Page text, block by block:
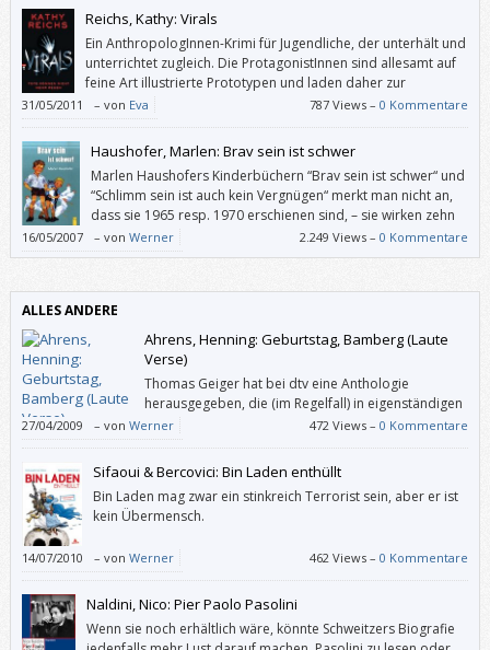
Reichs, Kathy: Virals
Ein AnthropologInnen-Krimi für Jugendliche, der unterhält und
unterrichtet zugleich. Die ProtagonistInnen sind allesamt auf
feine Art illustrierte Prototypen und laden daher zur
Identifikation ein; dieses Buch wird aber wohl eher Mädchen
ansprechen.
31/05/2011 – von Eva 787 Views –0 Kommentare
Haushofer, Marlen: Brav sein ist schwer
Marlen Haushofers Kinderbüchern “Brav sein ist schwer“ und
“Schlimm sein ist auch kein Vergnügen“ merkt man nicht an,
dass sie 1965 resp. 1970 erschienen sind, – sie wirken zehn
Jahre früher geschrieben, als es noch fesch war, dass Papa
den Kindern (und ältere Geschwister den jüngeren) Ohrfeigen gab(en).
16/05/2007 – von Werner 2.249 Views –0 Kommentare
ALLES ANDERE
Ahrens, Henning: Geburtstag, Bamberg (Laute
Verse)
Thomas Geiger hat bei dtv eine Anthologie
herausgegeben, die (im Regelfall) in eigenständigen
Lyrikbänden veröffentlichte Gedichte von deutschen
AutorInnen enthält. Diese AutorInnen haben zu jeweils einem Gedicht
auch einen kurzen Text zur Entstehung geschrieben.
27/04/2009 – von Werner 472 Views –0 Kommentare
Sifaoui & Bercovici: Bin Laden enthüllt
Bin Laden mag zwar ein stinkreich Terrorist sein, aber er ist
kein Übermensch.
14/07/2010 – von Werner 462 Views –0 Kommentare
Naldini, Nico: Pier Paolo Pasolini
Wenn sie noch erhältlich wäre, könnte Schweitzers Biografie